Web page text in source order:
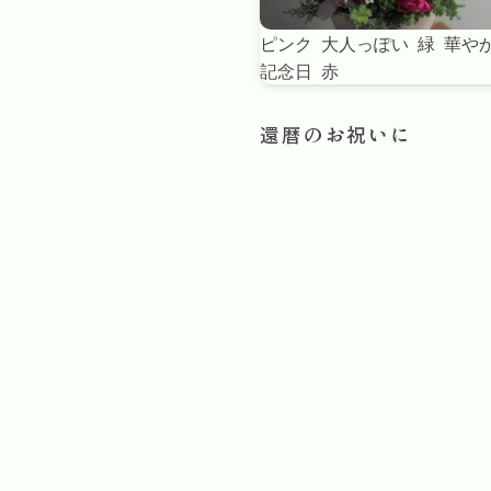
ピンク 大人っぽい 緑 華や
記念日 赤
還暦のお祝いに